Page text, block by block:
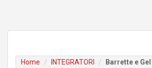
Home INTEGRATORI Barrette e Gel